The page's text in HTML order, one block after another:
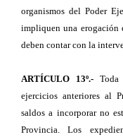
organismos del Poder
impliquen una erogación
deben contar con la
ARTÍCULO 13º.-
ejercicios anteriores al
saldos a incorporar no
Provincia. Los